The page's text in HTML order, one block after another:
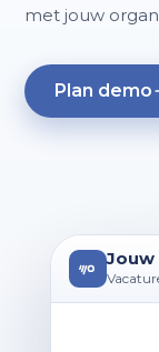
met jouw
Plan demo